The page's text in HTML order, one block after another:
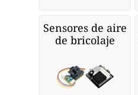
Sensores de aire
de bricolaje